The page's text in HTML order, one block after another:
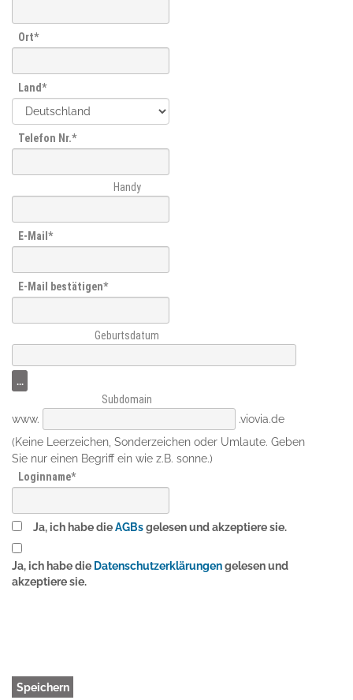
Ort
Land
Telefon Nr.
Handy
E-Mail
E-Mail bestätigen
Geburtsdatum
Subdomain
www.
.viovia.de
(Keine Leerzeichen, Sonderzeichen oder Umlaute. Geben
Sie nur einen Begriff ein wie z.B. sonne.)
Loginname
Ja, ich habe dieAGBsgelesen und akzeptiere sie.
Ja, ich habe die Datenschutzerklärungengelesen und
akzeptiere sie.